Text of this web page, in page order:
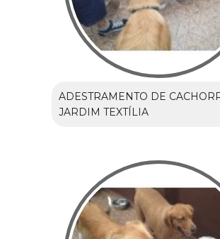
ADESTRAMENTO DE
JARDIM TEXTÍLIA